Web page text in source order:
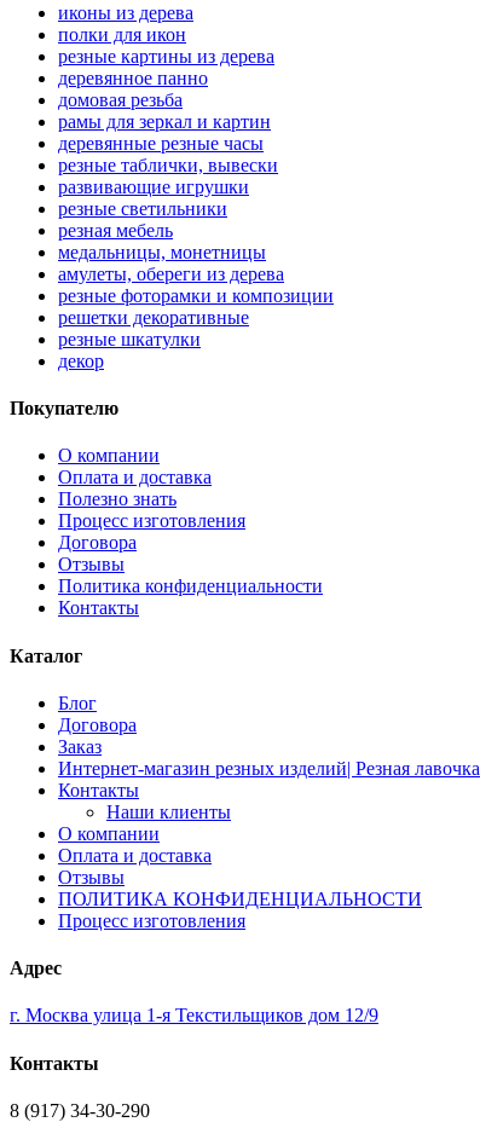
иконы из дерева
полки для икон
резные картины из дерева
деревянное панно
домовая резьба
рамы для зеркал и картин
деревянные резные часы
резные таблички, вывески
развивающие игрушки
резные светильники
резная мебель
медальницы, монетницы
амулеты, обереги из дерева
резные фоторамки и композиции
решетки декоративные
резные шкатулки
декор
Покупателю
О компании
Оплата и доставка
Полезно знать
Процесс изготовления
Договора
Отзывы
Политика конфиденциальности
Контакты
Каталог
Блог
Договора
Заказ
Интернет-магазин резных изделий| Резная лавочка
Контакты
Наши клиенты
О компании
Оплата и доставка
Отзывы
ПОЛИТИКА КОНФИДЕНЦИАЛЬНОСТИ
Процесс изготовления
Адрес
г. Москва улица 1-я Текстильщиков дом 12/9
Контакты
8 (917) 34-30-290